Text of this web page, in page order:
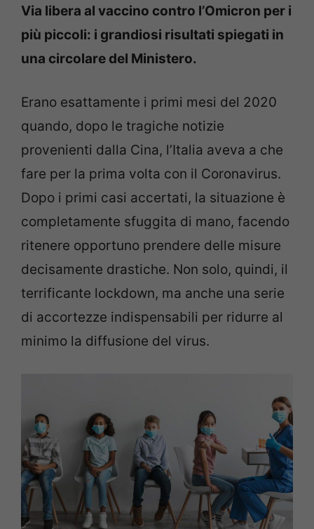
Via libera al vaccino contro l’Omicron per i
più piccoli: i grandiosi risultati spiegati in
una circolare del Ministero.
Erano esattamente i primi mesi del 2020
quando, dopo le tragiche notizie
provenienti dalla Cina, l’Italia aveva a che
fare per la prima volta con il Coronavirus.
Dopo i primi casi accertati, la situazione è
completamente sfuggita di mano, facendo
ritenere opportuno prendere delle misure
decisamente drastiche. Non solo, quindi, il
terrificante lockdown, ma anche una serie
di accortezze indispensabili per ridurre al
minimo la diffusione del virus.